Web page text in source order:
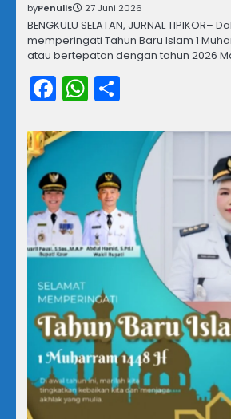
byPenulis 27 Juni 2026
BENGKULU SELATAN, JURNAL TIPIKOR–
memperingati Tahun Baru Islam 1
atau bertepatan dengan tahun 2026
Facebook
WhatsApp